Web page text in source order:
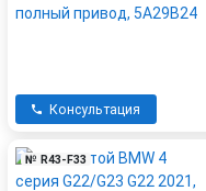
Консультация
№ R43-F33